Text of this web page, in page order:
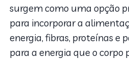
surgem como uma opção
para incorporar a
energia, fibras, proteínas e
para a energia que o corpo